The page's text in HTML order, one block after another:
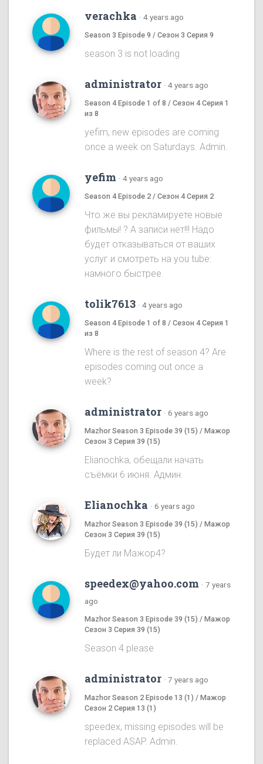
verachka · 4 years ago
Season 3 Episode 9 / Сезон 3 Серия 9
season 3 is not loading
administrator · 4 years ago
Season 4 Episode 1 of 8 / Сезон 4 Серия 1
из 8
yefim, new episodes are coming
once a week on Saturdays. Admin.
yefim · 4 years ago
Season 4 Episode 2 / Сезон 4 Серия 2
Что же вы рекламируете новые
фильмы! ? А записи нет!!! Надо
будет отказываться от ваших
услуг и смотреть на you tube:
намного быстрее.
tolik7613 · 4 years ago
Season 4 Episode 1 of 8 / Сезон 4 Серия 1
из 8
Where is the rest of season 4? Are
episodes coming out once a
week?
administrator · 6 years ago
Mazhor Season 3 Episode 39 (15) / Мажор
Сезон 3 Серия 39 (15)
Elianochka, обещали начать
съёмки 6 июня. Админ.
Elianochka · 6 years ago
Mazhor Season 3 Episode 39 (15) / Мажор
Сезон 3 Серия 39 (15)
Будет ли Мажор4?
speedex@yahoo.com · 7 years
ago
Mazhor Season 3 Episode 39 (15) / Мажор
Сезон 3 Серия 39 (15)
Season 4 please
administrator · 7 years ago
Mazhor Season 2 Episode 13 (1) / Мажор
Сезон 2 Серия 13 (1)
speedex, missing episodes will be
replaced ASAP. Admin.